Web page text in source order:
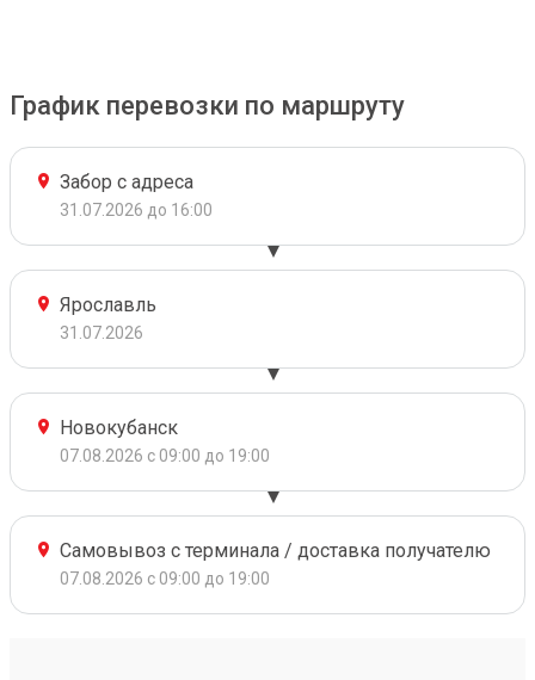
График перевозки по маршруту
Забор с адреса
31.07.2026 до 16:00
Ярославль
31.07.2026
Новокубанск
07.08.2026 с 09:00 до 19:00
Самовывоз с терминала / доставка получателю
07.08.2026 с 09:00 до 19:00